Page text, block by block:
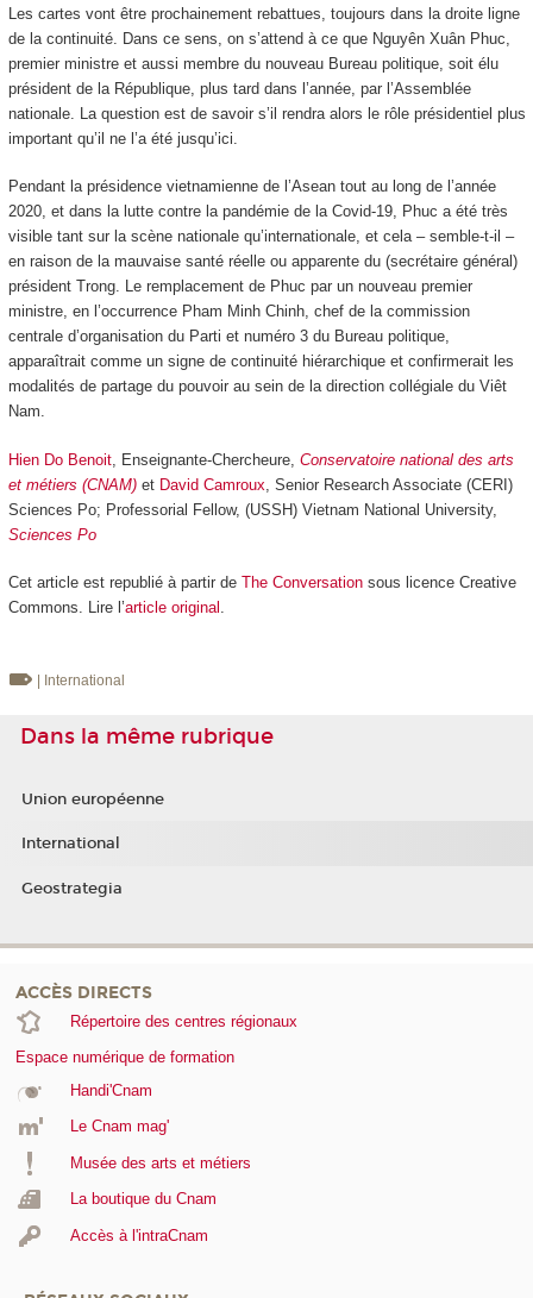
Les cartes vont être prochainement rebattues, toujours dans la droite ligne
de la continuité. Dans ce sens, on s’attend à ce que Nguyên Xuân Phuc,
premier ministre et aussi membre du nouveau Bureau politique, soit élu
président de la République, plus tard dans l’année, par l’Assemblée
nationale. La question est de savoir s’il rendra alors le rôle présidentiel plus
important qu’il ne l’a été jusqu’ici.
Pendant la présidence vietnamienne de l’Asean tout au long de l’année
2020, et dans la lutte contre la pandémie de la Covid-19, Phuc a été très
visible tant sur la scène nationale qu’internationale, et cela – semble-t-il –
en raison de la mauvaise santé réelle ou apparente du (secrétaire général)
président Trong. Le remplacement de Phuc par un nouveau premier
ministre, en l’occurrence Pham Minh Chinh, chef de la commission
centrale d’organisation du Parti et numéro 3 du Bureau politique,
apparaîtrait comme un signe de continuité hiérarchique et confirmerait les
modalités de partage du pouvoir au sein de la direction collégiale du Viêt
Nam.
Hien Do Benoit, Enseignante-Chercheure, Conservatoire national des arts
et métiers (CNAM)et David Camroux , Senior Research Associate (CERI)
Sciences Po; Professorial Fellow, (USSH) Vietnam National University,
Sciences Po
Cet article est republié à partir de The Conversationsous licence Creative
Commons. Lire l’article original .
| International
Dans la même rubrique
Union européenne
International
Geostrategia
ACCÈS DIRECTS
Répertoire des centres régionaux
Espace numérique de formation
Handi'Cnam
Le Cnam mag'
Musée des arts et métiers
La boutique du Cnam
Accès à l'intraCnam